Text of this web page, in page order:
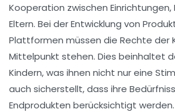
Kooperation zwischen Einrichtungen,
Eltern. Bei der Entwicklung von
Plattformen müssen die Rechte der
Mittelpunkt stehen. Dies beinhaltet
Kindern, was ihnen nicht nur eine
auch sicherstellt, dass ihre
Endprodukten berücksichtigt werden.